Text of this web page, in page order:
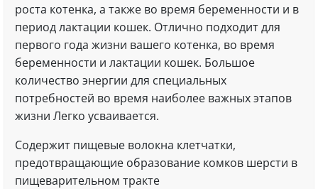
роста котенка, а также во время беременности и в
период лактации кошек. Отлично подходит для
первого года жизни вашего котенка, во время
беременности и лактации кошек. Большое
количество энергии для специальных
потребностей во время наиболее важных этапов
жизни Легко усваивается.
Содержит пищевые волокна клетчатки,
предотвращающие образование комков шерсти в
пищеварительном тракте